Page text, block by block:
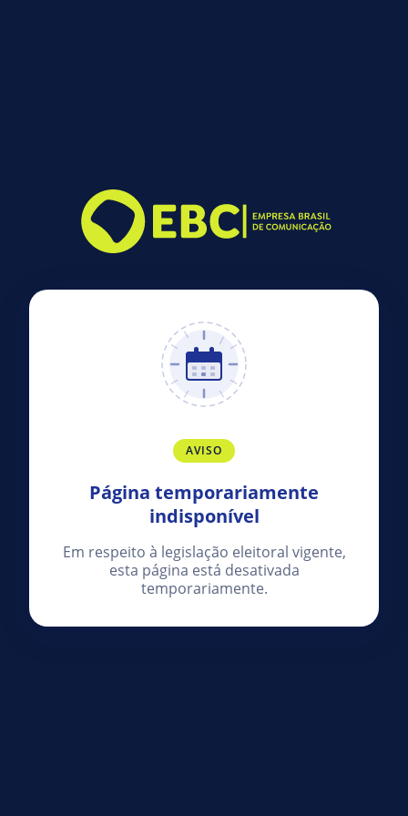
AVISO
Página temporariamente
indisponível
Em respeito à legislação eleitoral vigente,
esta página está desativada
temporariamente.